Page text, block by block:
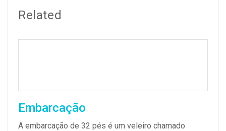
Related
Embarcação
A embarcação de 32 pés é um veleiro chamado